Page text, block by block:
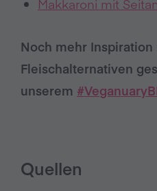
Makkaroni mit
Noch mehr
Fleischalternativen
unserem
Quellen